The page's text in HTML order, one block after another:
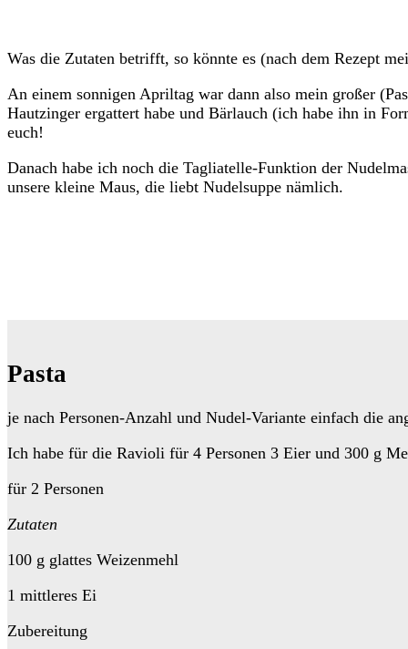
Was die Zutaten betrifft, so könnte es (nach dem Rezept
An einem sonnigen Apriltag war dann also mein großer
Hautzinger ergattert habe und Bärlauch (ich habe ihn in
euch!
Danach habe ich noch die Tagliatelle-Funktion der
unsere kleine Maus, die liebt Nudelsuppe nämlich.
Pasta
je nach Personen-Anzahl und Nudel-Variante einfach die
Ich habe für die Ravioli für 4 Personen 3 Eier und 300 g
für 2 Personen
Zutaten
100 g glattes Weizenmehl
1 mittleres Ei
Zubereitung